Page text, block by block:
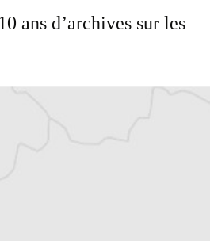
ans d’archives sur les